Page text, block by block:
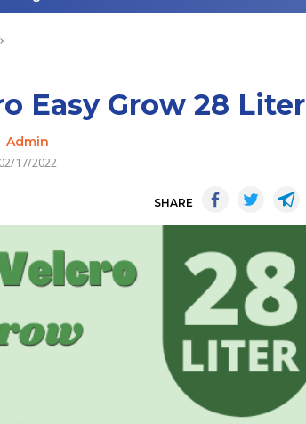
Easy Grow 28 Liter
Admin
02/17/2022
SHARE